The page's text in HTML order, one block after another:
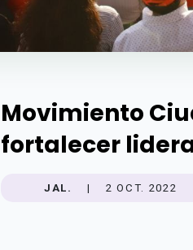
Movimiento
fortalecer
JAL. | 2 OCT. 2022